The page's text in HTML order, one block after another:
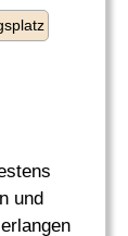
und